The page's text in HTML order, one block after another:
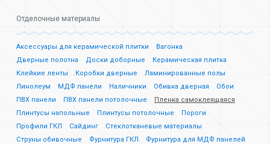
Отделочные материалы
Аксессуары для керамической плитки
Вагонка
Дверные полотна
Доски доборные
Керамическая плитка
Клейкие ленты
Коробки дверные
Ламинированные полы
Линолеум
МДФ панели Наличники Обивка дверная
Обои
ПВХ панели
ПВХ панели потолочные
Пленка самоклеящаяся
Плинтусы напольные
Плинтусы потолочные
Пороги
Профили ГКЛ
Сайдинг
Стеклотканевые материалы
Струны обивочные
Фурнитура ГКЛ
Фурнитура для МДФ панелей